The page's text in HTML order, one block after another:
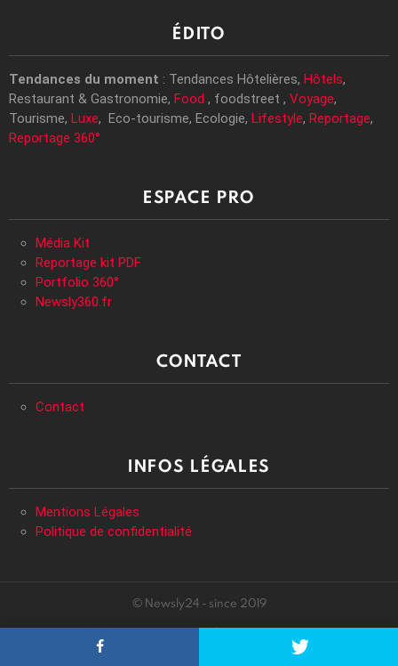
ÉDITO
Tendances du moment : Tendances Hôtelières, Hôtels,
Restaurant & Gastronomie, Food , foodstreet , Voyage,
Tourisme, Luxe, Eco-tourisme, Ecologie, Lifestyle, Reportage,
Reportage 360°
ESPACE PRO
Média Kit
Reportage kit PDF
Portfolio 360°
Newsly360.fr
CONTACT
Contact
INFOS LÉGALES
Mentions Légales
Politique de confidentialité
© Newsly24 - since 2019
Accueil